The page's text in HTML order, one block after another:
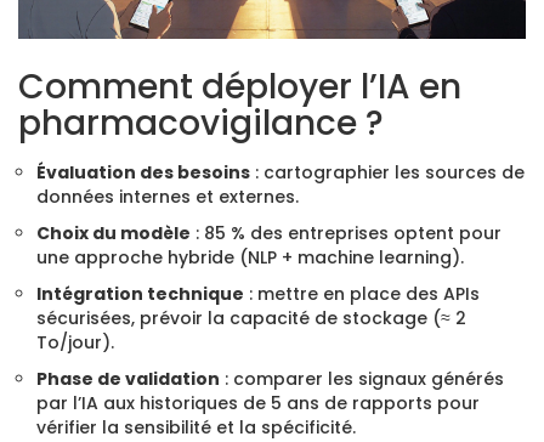
Comment déployer l’IA en
pharmacovigilance ?
Évaluation des besoins : cartographier les sources de
données internes et externes.
Choix du modèle : 85 % des entreprises optent pour
une approche hybride (NLP + machine learning).
Intégration technique : mettre en place des APIs
sécurisées, prévoir la capacité de stockage (≈ 2
To/jour).
Phase de validation : comparer les signaux générés
par l’IA aux historiques de 5 ans de rapports pour
vérifier la sensibilité et la spécificité.